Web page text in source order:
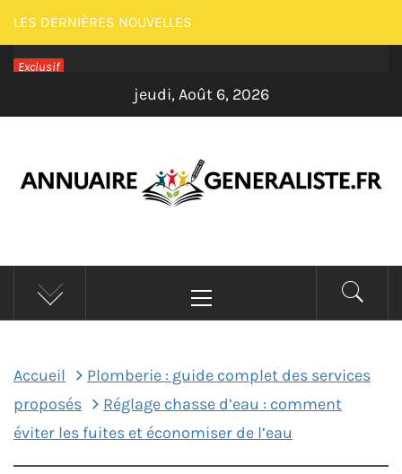
Passer
au
contenu
LES DERNIÈRES NOUVELLES
Exclusif
jeudi, Août 6, 2026
ANNUAIRE
GENERALISTE –
principal
Accueil
Plomberie : guide complet des services
proposés
Réglage chasse d’eau : comment
éviter les fuites et économiser de l’eau